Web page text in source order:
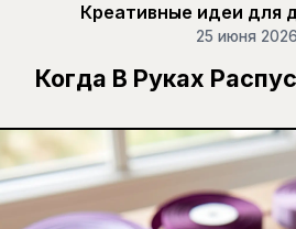
Креативные идеи для
25 июня 2026
Когда В Руках